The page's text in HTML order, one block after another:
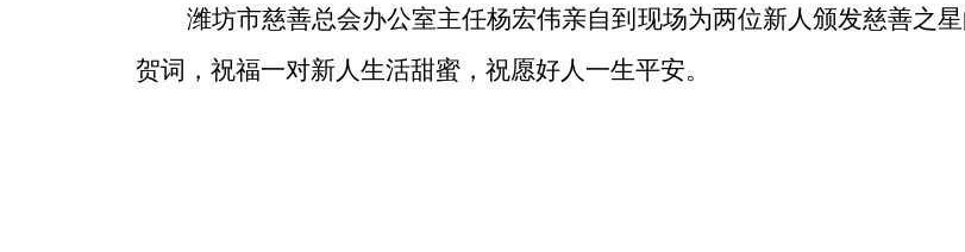
潍坊市慈善总会办公室主任杨宏伟亲自到现场为两位新人颁发慈善之
贺词，祝福一对新人生活甜蜜，祝愿好人一生平安。